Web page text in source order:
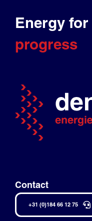
Energy for
progress
Contact
+31 (0)184 66 12 75